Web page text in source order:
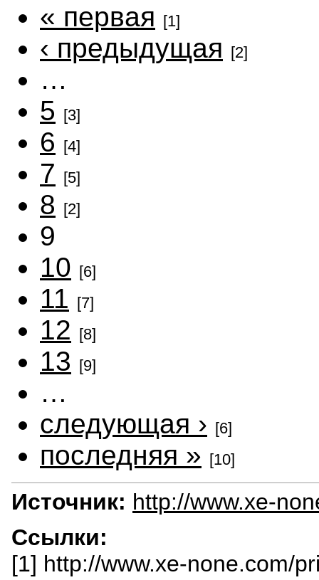
« первая [1]
‹ предыдущая [2]
…
5 [3]
6 [4]
7 [5]
8 [2]
9
10 [6]
11 [7]
12 [8]
13 [9]
…
следующая › [6]
последняя » [10]
Источник: http://www.xe-
Ссылки:
[1] http://www.xe-none.com/